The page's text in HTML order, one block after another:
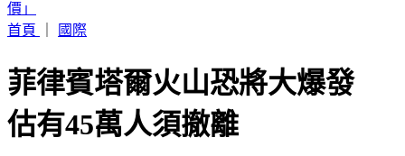
認同
首頁
國際
菲律賓塔爾火山恐將大爆發
估有45萬人須撤離